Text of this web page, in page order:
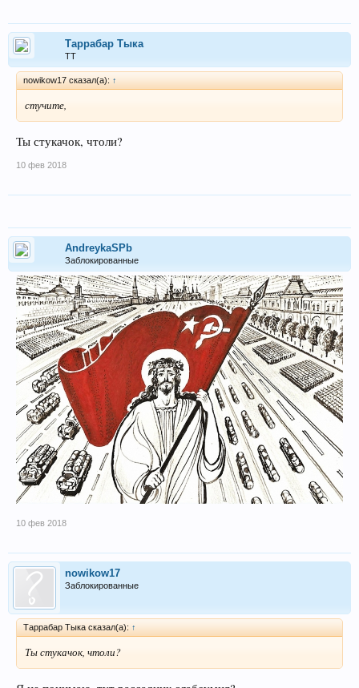
Таррабар Тыка
ТТ
nowikow17 сказал(а): ↑
стучите,
Ты стукачок, чтоли?
10 фев 2018
AndreykaSPb
Заблокированные
10 фев 2018
nowikow17
Заблокированные
Таррабар Тыка сказал(а): ↑
Ты стукачок, чтоли?